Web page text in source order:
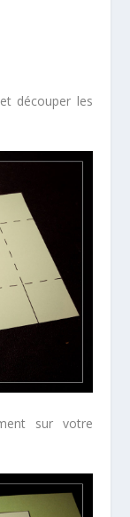
découper les
sur votre